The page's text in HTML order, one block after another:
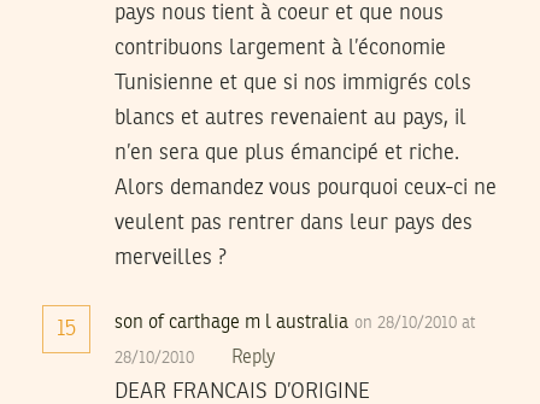
pays nous tient à coeur et que nous
contribuons largement à l’économie
Tunisienne et que si nos immigrés cols
blancs et autres revenaient au pays, il
n’en sera que plus émancipé et riche.
Alors demandez vous pourquoi ceux-ci ne
veulent pas rentrer dans leur pays des
merveilles ?
15 son of carthage m l australia on 28/10/2010 at
28/10/2010 Reply
DEAR FRANCAIS D’ORIGINE